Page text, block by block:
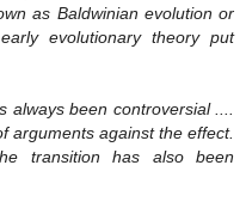
as Baldwinian evolution or
evolutionary theory put
been controversial ....
arguments against the effect.
transition has also been